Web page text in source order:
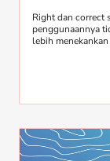
Right dan correct
penggunaannya
lebih